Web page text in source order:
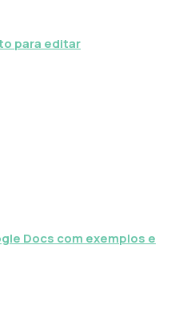
para editar
Docs com exemplos e